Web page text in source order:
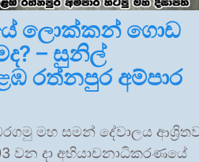
ලොක්කන් ගොඩ
– සුනිල්
රත්නපුර අම්පාර
මහ සමන් දේවාලය
වන දා අභියාචනාධිකරණයේ